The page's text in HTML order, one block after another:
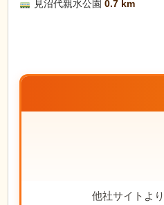
見沼代親水公園0.7 km
他社サイトより